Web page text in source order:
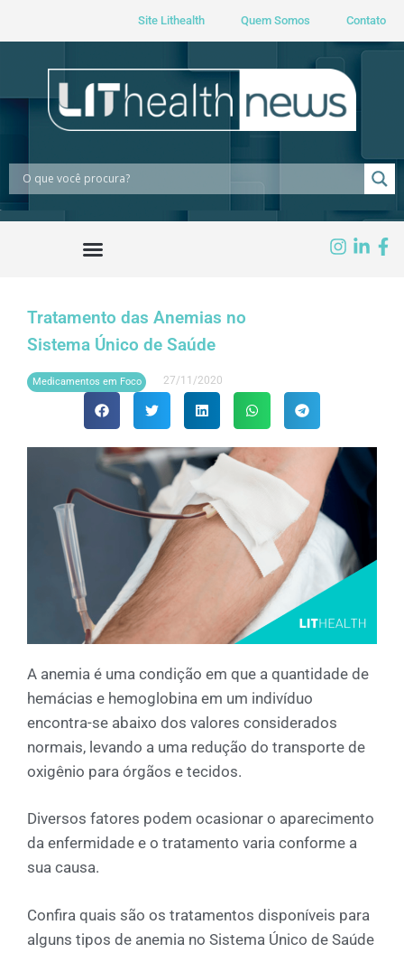
Site Lithealth Quem Somos Contato
Tratamento das Anemias no
Sistema Único de Saúde
Medicamentos em Foco 27/11/2020
A anemia é uma condição em que a quantidade de
hemácias e hemoglobina em um indivíduo
encontra-se abaixo dos valores considerados
normais, levando a uma redução do transporte de
oxigênio para órgãos e tecidos.
Diversos fatores podem ocasionar o aparecimento
da enfermidade e o tratamento varia conforme a
sua causa.
Confira quais são os tratamentos disponíveis para
alguns tipos de anemia no Sistema Único de Saúde